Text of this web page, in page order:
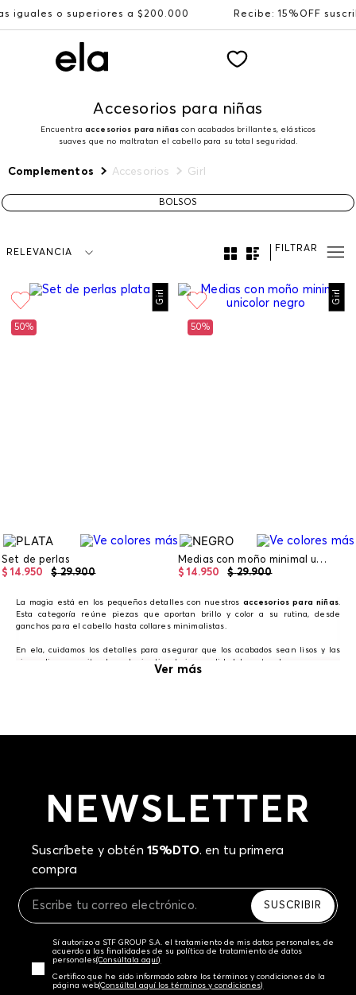
o superiores a $200.000 Recibe: 15%OFF
Accesorios para niñas
Encuentraaccesorios para niñas con acabados brillantes, elásticos
suaves que no maltratan el cabello para su total seguridad.
Complementos Accesorios Girl
BOLSOS
RELEVANCIA FILTRAR
Girl
50%
Set de perlas
$ 29.900
$ 14.950
Girl
50%
Medias con moño minimal unicolor
$ 29.900
$ 14.950
La magia está en los pequeños detalles con nuestros accesorios para niñas.
Esta categoría reúne piezas que aportan brillo y color a su rutina, desde
ganchos para el cabello hasta collares minimalistas.
En ela, cuidamos los detalles para asegurar que los acabados sean lisos y las
piezas ligeras, evitando cualquier tipo de incomodidad durante el uso.
Ver más
NEWSLETTER
Suscríbete y obtén 15%DTO. en tu primera
compra
SUSCRIBIR
Sí autorizo a STF GROUP S.A. el tratamiento de mis datos personales, de
acuerdo a las finalidades de su política de tratamiento de datos
personales‎(Consúltala aquí)
Certifico que he sido informado sobre los términos y condiciones de la
página web‎(Consúltal aquí los términos y condiciones)